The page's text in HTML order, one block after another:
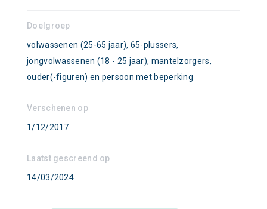
Doelgroep
volwassenen (25-65 jaar), 65-plussers,
jongvolwassenen (18 - 25 jaar), mantelzorgers,
ouder(-figuren) en persoon met beperking
Verschenen op
1/12/2017
Laatst gescreend op
14/03/2024